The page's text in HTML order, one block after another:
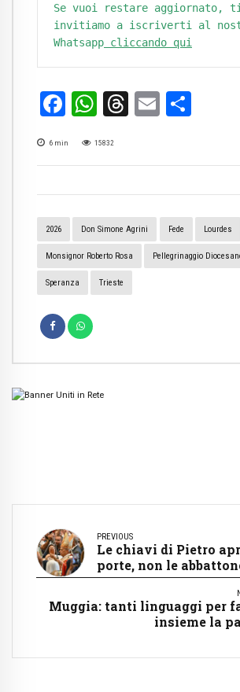
Se vuoi restare aggiornato, ti
invitiamo a iscriverti al
Whatsapp cliccando qui
Facebook
WhatsApp
Threads
Email
6 min 15832
2026 Don Simone Agrini Fede Lourdes
Monsignor Roberto Rosa Pellegrinaggio
Speranza Trieste
PREVIOUS
Le chiavi di Pietro
porte, non le
Muggia: tanti linguaggi per
insieme la